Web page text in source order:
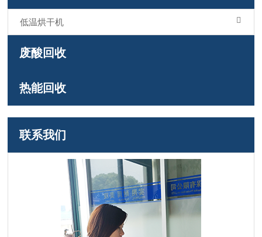
低温烘干机
废酸回收
热能回收
联系我们